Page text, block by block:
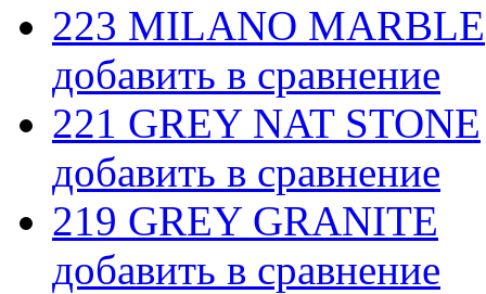
223 MILANO MARBLE
добавить в сравнение
221 GREY NAT STONE
добавить в сравнение
219 GREY GRANITE
добавить в сравнение